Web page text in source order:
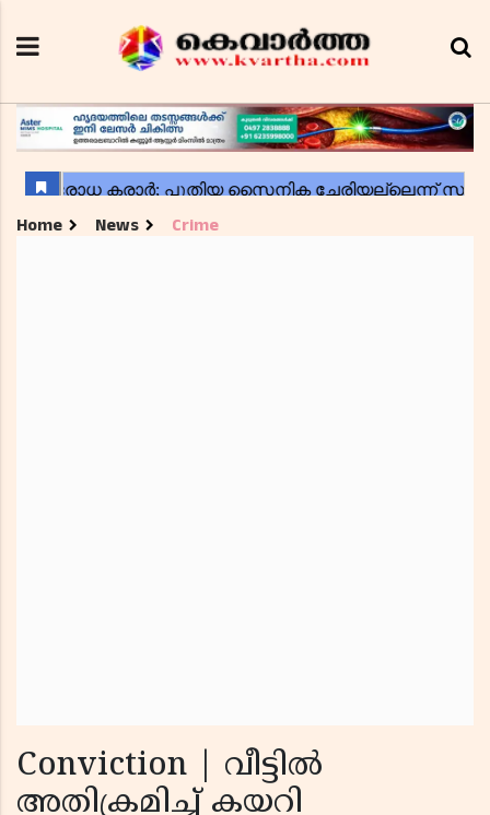
Home News Crime
Conviction | വീട്ടില്‍
അതിക്രമിച്ച് കയറി